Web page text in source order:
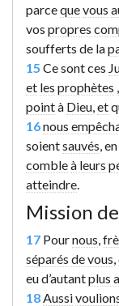
parcequevous
vos propres
soufferts de la
15 Ce sont ces
et les prophètes
pointà Dieu et
16nous
soientsauvés ,
combleà leurs
atteindre
Mission
17 Pournous
séparés devous
eu d’autantplus
18 Aussi